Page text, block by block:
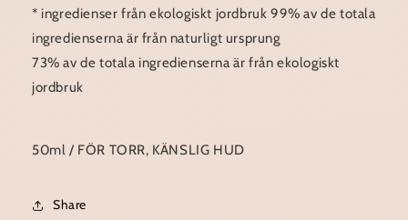
* ingredienser från ekologiskt jordbruk 99% av de totala
ingredienserna är från naturligt ursprung
73% av de totala ingredienserna är från ekologiskt
jordbruk
50ml / FÖR TORR, KÄNSLIG HUD
Share